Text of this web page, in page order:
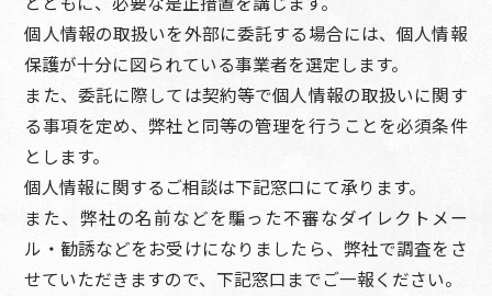
個人情報の取扱いを外部に委託する場合には、個人情報
保護が十分に図られている事業者を選定します。
また、委託に際しては契約等で個人情報の取扱いに関す
る事項を定め、弊社と同等の管理を行うことを必須条件
とします。
個人情報に関するご相談は下記窓口にて承ります。
また、弊社の名前などを騙った不審なダイレクトメー
ル・勧誘などをお受けになりましたら、弊社で調査をさ
せていただきますので、下記窓口までご一報ください。